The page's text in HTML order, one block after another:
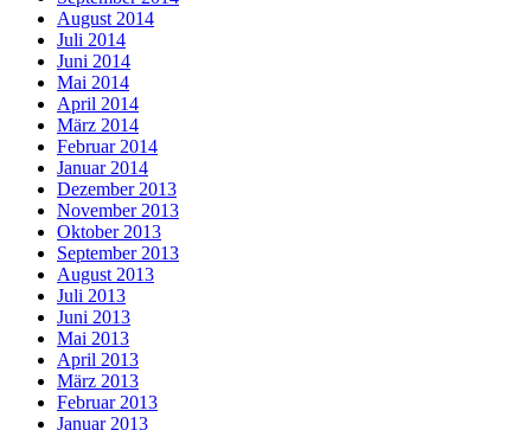
August 2014
Juli 2014
Juni 2014
Mai 2014
April 2014
März 2014
Februar 2014
Januar 2014
Dezember 2013
November 2013
Oktober 2013
September 2013
August 2013
Juli 2013
Juni 2013
Mai 2013
April 2013
März 2013
Februar 2013
Januar 2013